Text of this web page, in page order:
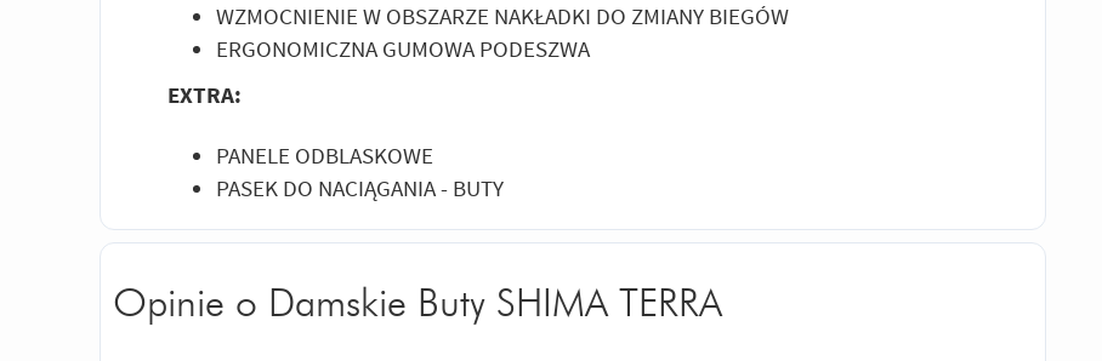
WZMOCNIENIE W OBSZARZE NAKŁADKI DO ZMIANY BIEGÓW
ERGONOMICZNA GUMOWA PODESZWA
EXTRA:
PANELE ODBLASKOWE
PASEK DO NACIĄGANIA - BUTY
Opinie o Damskie Buty SHIMA TERRA